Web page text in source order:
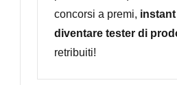
concorsi a premi,
diventare tester di
retribuiti!